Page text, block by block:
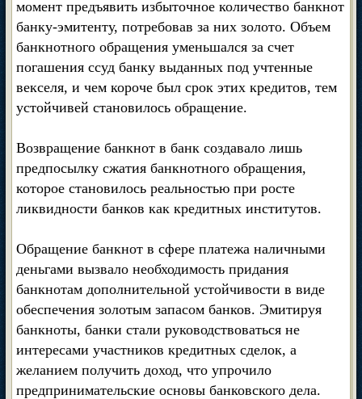
момент предъявить избыточное количество банкнот
банку-эмитенту, потребовав за них золото. Объем
банкнотного обращения уменьшался за счет
погашения ссуд банку выданных под учтенные
векселя, и чем короче был срок этих кредитов, тем
устойчивей становилось обращение.
Возвращение банкнот в банк создавало лишь
предпосылку сжатия банкнотного обращения,
которое становилось реальностью при росте
ликвидности банков как кредитных институтов.
Обращение банкнот в сфере платежа наличными
деньгами вызвало необходимость придания
банкнотам дополнительной устойчивости в виде
обеспечения золотым запасом банков. Эмитируя
банкноты, банки стали руководствоваться не
интересами участников кредитных сделок, а
желанием получить доход, что упрочило
предпринимательские основы банковского дела.